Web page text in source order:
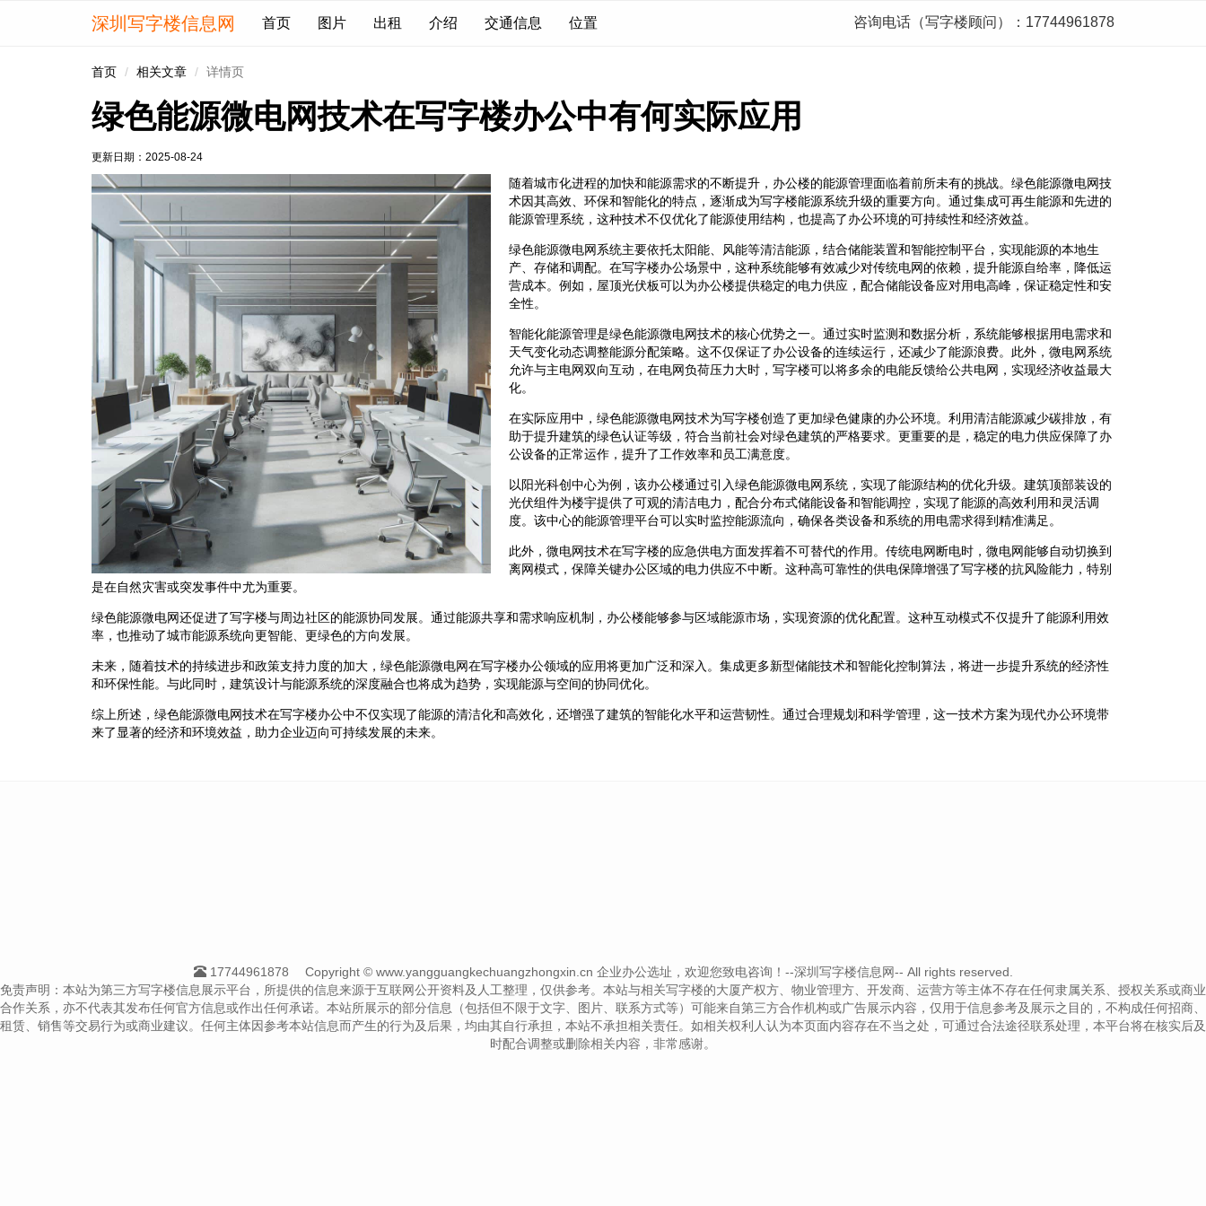
深圳写字楼信息网 首页 图片 出租 介绍 交通信息 位置 咨询电话（写字楼顾问）：17744961878
首页 相关文章 详情页
绿色能源微电网技术在写字楼办公中有何实际应用
更新日期： 2025-08-24
随着城市化进程的加快和能源需求的不断提升，办公楼的能源管理面临着前所未有的挑战。绿色能源微电网技
术因其高效、环保和智能化的特点，逐渐成为写字楼能源系统升级的重要方向。通过集成可再生能源和先进的
能源管理系统，这种技术不仅优化了能源使用结构，也提高了办公环境的可持续性和经济效益。
绿色能源微电网系统主要依托太阳能、风能等清洁能源，结合储能装置和智能控制平台，实现能源的本地生
产、存储和调配。在写字楼办公场景中，这种系统能够有效减少对传统电网的依赖，提升能源自给率，降低运
营成本。例如，屋顶光伏板可以为办公楼提供稳定的电力供应，配合储能设备应对用电高峰，保证稳定性和安
全性。
智能化能源管理是绿色能源微电网技术的核心优势之一。通过实时监测和数据分析，系统能够根据用电需求和
天气变化动态调整能源分配策略。这不仅保证了办公设备的连续运行，还减少了能源浪费。此外，微电网系统
允许与主电网双向互动，在电网负荷压力大时，写字楼可以将多余的电能反馈给公共电网，实现经济收益最大
化。
在实际应用中，绿色能源微电网技术为写字楼创造了更加绿色健康的办公环境。利用清洁能源减少碳排放，有
助于提升建筑的绿色认证等级，符合当前社会对绿色建筑的严格要求。更重要的是，稳定的电力供应保障了办
公设备的正常运作，提升了工作效率和员工满意度。
以阳光科创中心为例，该办公楼通过引入绿色能源微电网系统，实现了能源结构的优化升级。建筑顶部装设的
光伏组件为楼宇提供了可观的清洁电力，配合分布式储能设备和智能调控，实现了能源的高效利用和灵活调
度。该中心的能源管理平台可以实时监控能源流向，确保各类设备和系统的用电需求得到精准满足。
此外，微电网技术在写字楼的应急供电方面发挥着不可替代的作用。传统电网断电时，微电网能够自动切换到
离网模式，保障关键办公区域的电力供应不中断。这种高可靠性的供电保障增强了写字楼的抗风险能力，特别
是在自然灾害或突发事件中尤为重要。
绿色能源微电网还促进了写字楼与周边社区的能源协同发展。通过能源共享和需求响应机制，办公楼能够参与区域能源市场，实现资源的优化配置。这种互动模式不仅提升了能源利用效
率，也推动了城市能源系统向更智能、更绿色的方向发展。
未来，随着技术的持续进步和政策支持力度的加大，绿色能源微电网在写字楼办公领域的应用将更加广泛和深入。集成更多新型储能技术和智能化控制算法，将进一步提升系统的经济性
和环保性能。与此同时，建筑设计与能源系统的深度融合也将成为趋势，实现能源与空间的协同优化。
综上所述，绿色能源微电网技术在写字楼办公中不仅实现了能源的清洁化和高效化，还增强了建筑的智能化水平和运营韧性。通过合理规划和科学管理，这一技术方案为现代办公环境带
来了显著的经济和环境效益，助力企业迈向可持续发展的未来。
17744961878
Copyright © www.yangguangkechuangzhongxin.cn 企业办公选址，欢迎您致电咨询！--深圳写字楼信息网-- All rights reserved.
免责声明：本站为第三方写字楼信息展示平台，所提供的信息来源于互联网公开资料及人工整理，仅供参考。本站与相关写字楼的大厦产权方、物业管理方、开发商、运营方等主体不存在任何隶属关系、授权关系或商业
合作关系，亦不代表其发布任何官方信息或作出任何承诺。本站所展示的部分信息（包括但不限于文字、图片、联系方式等）可能来自第三方合作机构或广告展示内容，仅用于信息参考及展示之目的，不构成任何招商、
租赁、销售等交易行为或商业建议。任何主体因参考本站信息而产生的行为及后果，均由其自行承担，本站不承担相关责任。如相关权利人认为本页面内容存在不当之处，可通过合法途径联系处理，本平台将在核实后及
时配合调整或删除相关内容，非常感谢。